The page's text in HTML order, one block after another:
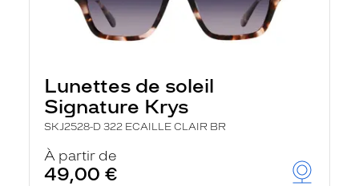
Lunettes de soleil
Signature Krys
SKJ2528-D 322 ECAILLE CLAIR BR
À partir de
49,00 €